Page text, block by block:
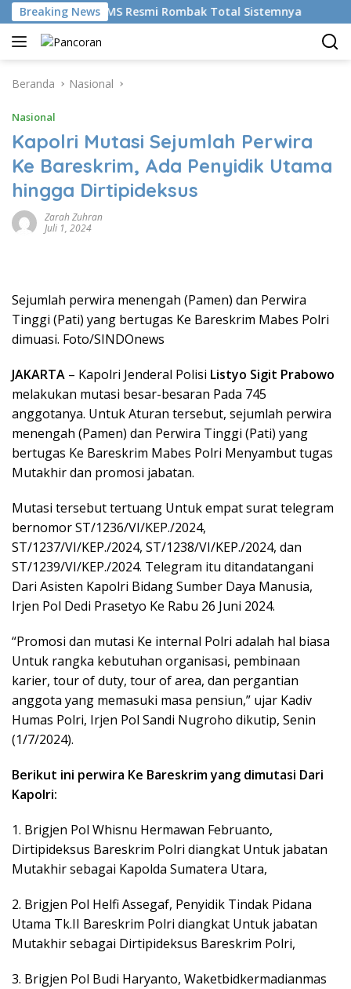
Langsung
ke
konten
Breaking News
AI, BRMS Resmi Rombak Total Sistemnya
Beranda Nasional
Nasional
Kapolri Mutasi Sejumlah Perwira
Ke Bareskrim, Ada Penyidik Utama
hingga Dirtipideksus
Zarah Zuhran
Juli 1, 2024
Sejumlah perwira menengah (Pamen) dan Perwira
Tinggi (Pati) yang bertugas Ke Bareskrim Mabes Polri
dimuasi. Foto/SINDOnews
JAKARTA – Kapolri Jenderal Polisi Listyo Sigit Prabowo
melakukan mutasi besar-besaran Pada 745
anggotanya. Untuk Aturan tersebut, sejumlah perwira
menengah (Pamen) dan Perwira Tinggi (Pati) yang
bertugas Ke Bareskrim Mabes Polri Menyambut tugas
Mutakhir dan promosi jabatan.
Mutasi tersebut tertuang Untuk empat surat telegram
bernomor ST/1236/VI/KEP./2024,
ST/1237/VI/KEP./2024, ST/1238/VI/KEP./2024, dan
ST/1239/VI/KEP./2024. Telegram itu ditandatangani
Dari Asisten Kapolri Bidang Sumber Daya Manusia,
Irjen Pol Dedi Prasetyo Ke Rabu 26 Juni 2024.
“Promosi dan mutasi Ke internal Polri adalah hal biasa
Untuk rangka kebutuhan organisasi, pembinaan
karier, tour of duty, tour of area, dan pergantian
anggota yang memasuki masa pensiun,” ujar Kadiv
Humas Polri, Irjen Pol Sandi Nugroho dikutip, Senin
(1/7/2024).
Berikut ini perwira Ke Bareskrim yang dimutasi Dari
Kapolri:
1. Brigjen Pol Whisnu Hermawan Februanto,
Dirtipideksus Bareskrim Polri diangkat Untuk jabatan
Mutakhir sebagai Kapolda Sumatera Utara,
2. Brigjen Pol Helfi Assegaf, Penyidik Tindak Pidana
Utama Tk.II Bareskrim Polri diangkat Untuk jabatan
Mutakhir sebagai Dirtipideksus Bareskrim Polri,
3. Brigjen Pol Budi Haryanto, Waketbidkermadianmas